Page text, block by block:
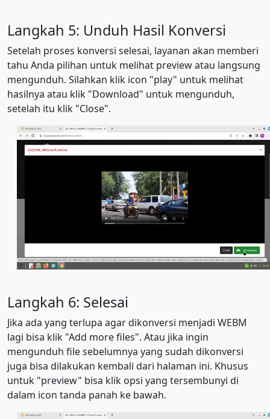
Langkah 5: Unduh Hasil Konversi
Setelah proses konversi selesai, layanan akan memberi
tahu Anda pilihan untuk melihat preview atau langsung
mengunduh. Silahkan klik icon "play" untuk melihat
hasilnya atau klik "Download" untuk mengunduh,
setelah itu klik "Close".
Langkah 6: Selesai
Jika ada yang terlupa agar dikonversi menjadi WEBM
lagi bisa klik "Add more files". Atau jika ingin
mengunduh file sebelumnya yang sudah dikonversi
juga bisa dilakukan kembali dari halaman ini. Khusus
untuk "preview" bisa klik opsi yang tersembunyi di
dalam icon tanda panah ke bawah.